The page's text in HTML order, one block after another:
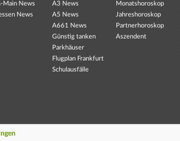
Main News
News
A3 News
A5 News
A661 News
Günstig tanken
Parkhäuser
Flugplan Frankfurt
Schulausfälle
Monatshoroskop
Jahreshoroskop
Partnerhoroskop
Aszendent